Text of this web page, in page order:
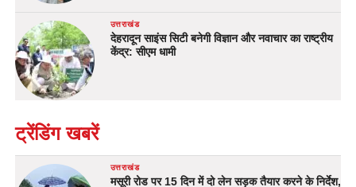
उत्तराखंड
देहरादून साइंस सिटी बनेगी विज्ञान और नवाचार का राष्ट्रीय
केंद्र: सीएम धामी
ट्रेंडिंग खबरें
उत्तराखंड
मसूरी रोड पर 15 दिन में दो लेन सड़क तैयार करने के निर्देश,